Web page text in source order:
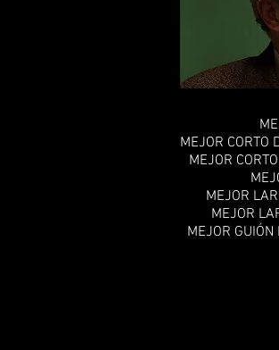
MEJOR CORTO
MEJOR
MEJOR
MEJOR
MEJOR